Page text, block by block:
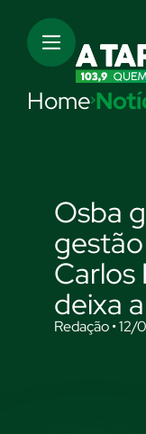
Home
Osba
Carlos
deixa
Redação •